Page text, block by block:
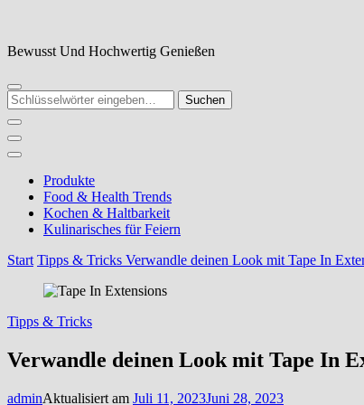
springen
Bewusst Und Hochwertig Genießen
Suchst
du
nach
etwas?
Produkte
Food & Health Trends
Kochen & Haltbarkeit
Kulinarisches für Feiern
Start Tipps & Tricks Verwandle deinen Look mit Tape In
Tipps & Tricks
Verwandle deinen Look mit Tape In
adminAktualisiert am Juli 11, 2023Juni 28, 2023